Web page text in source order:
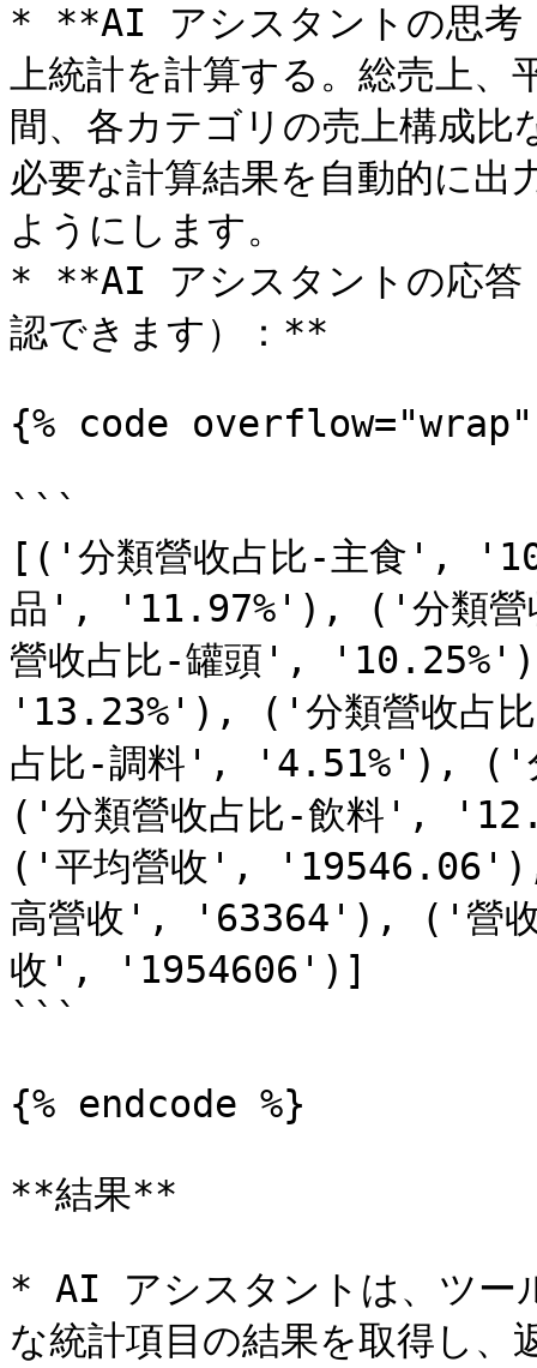
* **AI アシスタントの思考
上統計を計算する。総売上
間、各カテゴリの売上構成
必要な計算結果を自動的に出
ようにします。
* **AI アシスタントの応答
認できます）：**
{% code
```
[('分類營收占比-主食',
品', '11.97%'), ('分類營
營收占比-罐頭',
'13.23%'), ('分類營收占
占比-調料', '4.51%'), ('
('分類營收占比-飲料',
('平均營收',
高營收', '63364'), ('營
收', '1954606')]
```
{% endcode %}
**結果**
* AI アシスタントは、ツー
な統計項目の結果を取得し、